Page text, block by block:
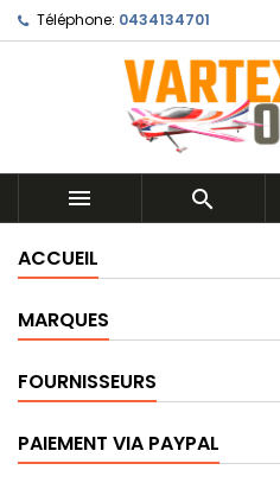
Téléphone: 0434134701
 
ACCUEIL
MARQUES
FOURNISSEURS
PAIEMENT VIA PAYPAL